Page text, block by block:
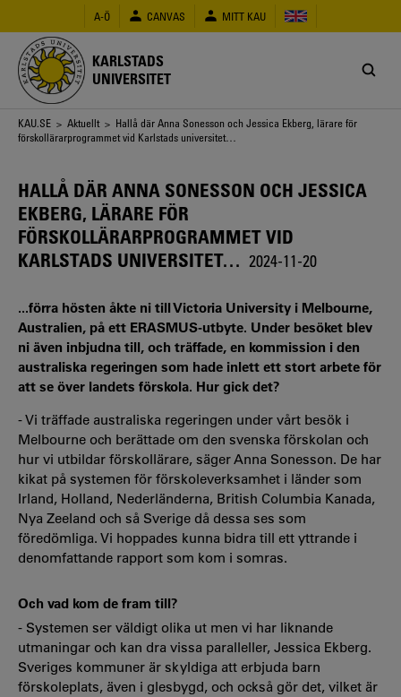
huvudinnehåll
A-Ö CANVAS MITT KAU
KARLSTADS
UNIVERSITET
Länkstig
KAU.SE > Aktuellt > Hallå där Anna Sonesson och Jessica Ekberg, lärare för
förskollärarprogrammet vid Karlstads universitet…
HALLÅ DÄR ANNA SONESSON OCH JESSICA
EKBERG, LÄRARE FÖR
FÖRSKOLLÄRARPROGRAMMET VID
KARLSTADS UNIVERSITET… 2024-11-20
...förra hösten åkte ni till Victoria University i Melbourne,
Australien, på ett ERASMUS-utbyte. Under besöket blev
ni även inbjudna till, och träffade, en kommission i den
australiska regeringen som hade inlett ett stort arbete för
att se över landets förskola. Hur gick det?
- Vi träffade australiska regeringen under vårt besök i
Melbourne och berättade om den svenska förskolan och
hur vi utbildar förskollärare, säger Anna Sonesson. De har
kikat på systemen för förskoleverksamhet i länder som
Irland, Holland, Nederländerna, British Columbia Kanada,
Nya Zeeland och så Sverige då dessa ses som
föredömliga. Vi hoppades kunna bidra till ett yttrande i
denomfattande rapport som kom i somras.
Och vad kom de fram till?
- Systemen ser väldigt olika ut men vi har liknande
utmaningar och kan dra vissa paralleller, Jessica Ekberg.
Sveriges kommuner är skyldiga att erbjuda barn
förskoleplats, även i glesbygd, och också gör det, vilket är